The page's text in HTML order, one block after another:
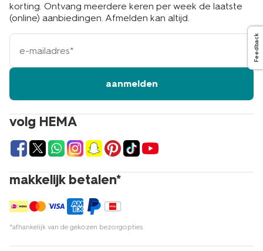
volg HEMA
makkelijk betalen*
*afhankelijk van de gekozen bezorgopties
korting. Ontvang meerdere keren per week de laatste
(online) aanbiedingen. Afmelden kan altijd.
e-
mailadres
aanmelden
Feedback